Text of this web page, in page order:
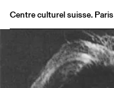
Centre culturel suisse. Paris
Buvette